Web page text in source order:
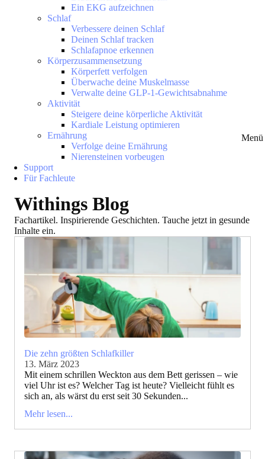
Menü
Ein EKG aufzeichnen
Schlaf
Verbessere deinen Schlaf
Deinen Schlaf tracken
Schlafapnoe erkennen
Körperzusammensetzung
Körperfett verfolgen
Überwache deine Muskelmasse
Verwalte deine GLP-1-Gewichtsabnahme
Aktivität
Steigere deine körperliche Aktivität
Kardiale Leistung optimieren
Ernährung
Verfolge deine Ernährung
Nierensteinen vorbeugen
Support
Für Fachleute
Withings Blog
Fachartikel. Inspirierende Geschichten. Tauche jetzt in gesunde
Inhalte ein.
Die zehn größten Schlafkiller
13. März 2023
Mit einem schrillen Weckton aus dem Bett gerissen – wie
viel Uhr ist es? Welcher Tag ist heute? Vielleicht fühlt es
sich an, als wärst du erst seit 30 Sekunden...
Mehr lesen...